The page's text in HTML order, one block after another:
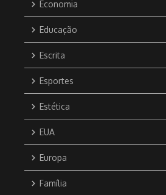
Economia
Educação
Escrita
Esportes
Estética
EUA
Europa
Família